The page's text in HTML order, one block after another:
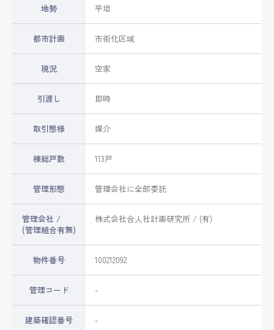
地勢 平坦
都市計画 市街化区域
現況 空家
引渡し 即時
取引態様 媒介
棟総戸数 113戸
管理形態 管理会社に全部委託
管理会社 /
(管理組合有無)
株式会社合人社計画研究所 / (有)
物件番号 100212092
管理コード -
建築確認番号 -